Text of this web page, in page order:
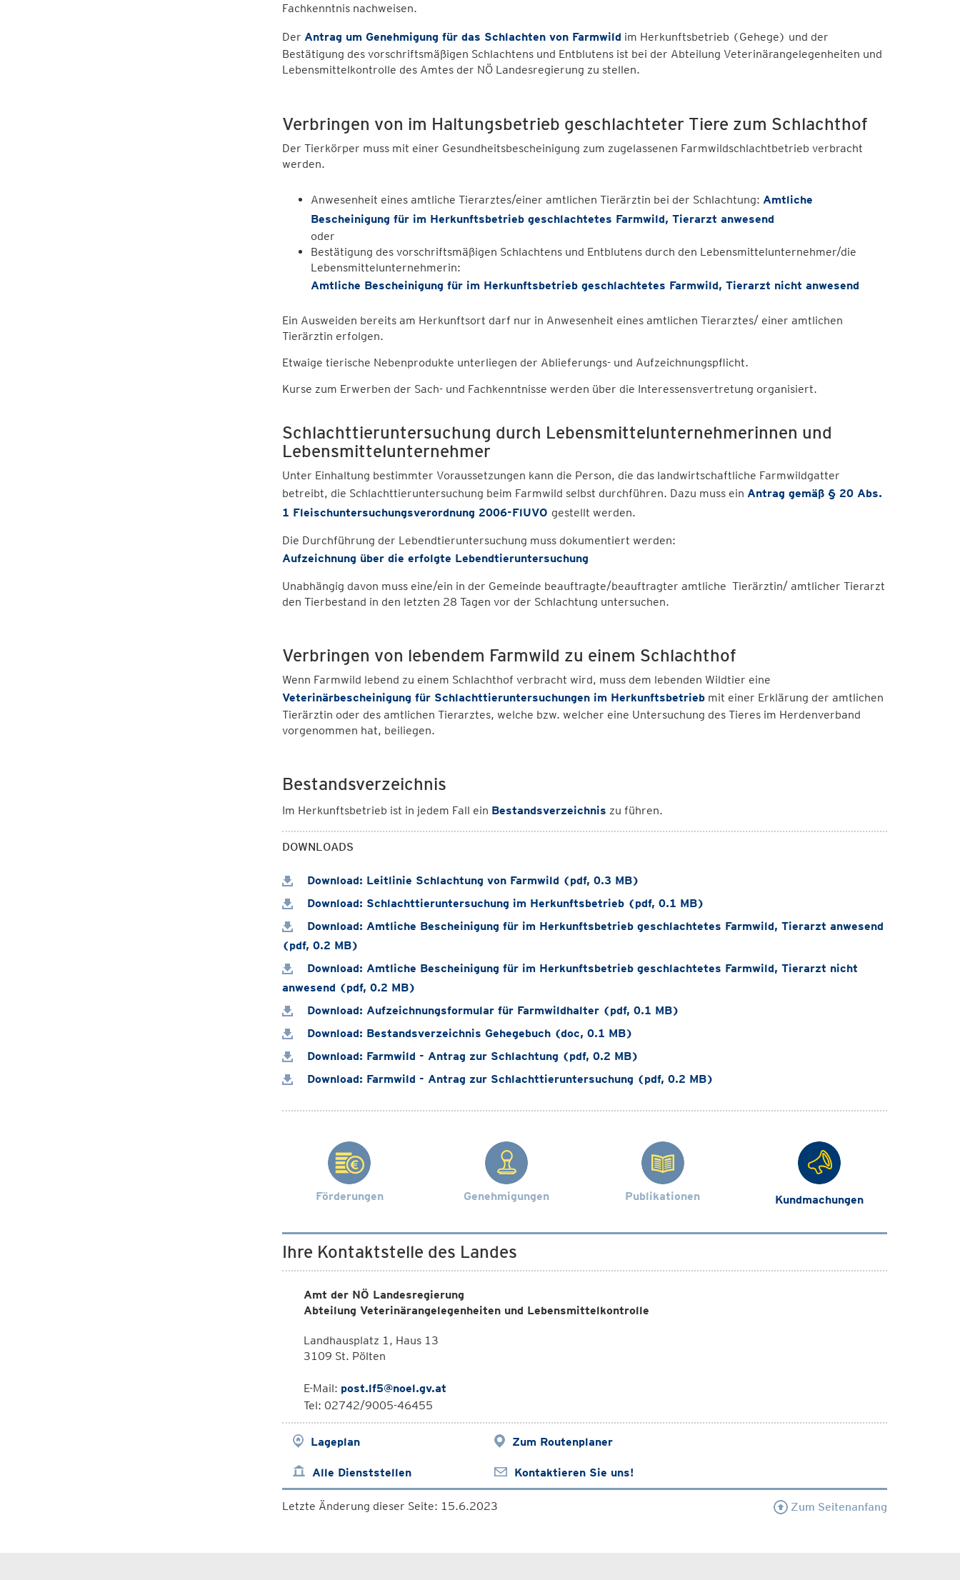
Fachkenntnis nachweisen.
Der Antrag um Genehmigung für das Schlachten von Farmwild im Herkunftsbetrieb (Gehege) und der
Bestätigung des vorschriftsmäßigen Schlachtens und Entblutens ist bei der Abteilung Veterinärangelegenheiten und
Lebensmittelkontrolle des Amtes der NÖ Landesregierung zu stellen.
Verbringen von im Haltungsbetrieb geschlachteter Tiere zum Schlachthof
Der Tierkörper muss mit einer Gesundheitsbescheinigung zum zugelassenen Farmwildschlachtbetrieb verbracht
werden.
Anwesenheit eines amtliche Tierarztes/einer amtlichen Tierärztin bei der Schlachtung: Amtliche
Bescheinigung für im Herkunftsbetrieb geschlachtetes Farmwild, Tierarzt anwesend
oder
Bestätigung des vorschriftsmäßigen Schlachtens und Entblutens durch den Lebensmittelunternehmer/die
Lebensmittelunternehmerin:
Amtliche Bescheinigung für im Herkunftsbetrieb geschlachtetes Farmwild, Tierarzt nicht anwesend
Ein Ausweiden bereits am Herkunftsort darf nur in Anwesenheit eines amtlichen Tierarztes/ einer amtlichen
Tierärztin erfolgen.
Etwaige tierische Nebenprodukte unterliegen der Ablieferungs- und Aufzeichnungspflicht.
Kurse zum Erwerben der Sach- und Fachkenntnisse werden über die Interessensvertretung organisiert.
Schlachttieruntersuchung durch Lebensmittelunternehmerinnen und
Lebensmittelunternehmer
Unter Einhaltung bestimmter Voraussetzungen kann die Person, die das landwirtschaftliche Farmwildgatter
betreibt, die Schlachttieruntersuchung beim Farmwild selbst durchführen. Dazu muss ein Antrag gemäß § 20 Abs.
1 Fleischuntersuchungsverordnung 2006-FlUVO gestellt werden.
Die Durchführung der Lebendtieruntersuchung muss dokumentiert werden:
Aufzeichnung über die erfolgte Lebendtieruntersuchung
Unabhängig davon muss eine/ein in der Gemeinde beauftragte/beauftragter amtliche Tierärztin/ amtlicher Tierarzt
den Tierbestand in den letzten 28 Tagen vor der Schlachtung untersuchen.
Verbringen von lebendem Farmwild zu einem Schlachthof
Wenn Farmwild lebend zu einem Schlachthof verbracht wird, muss dem lebenden Wildtier eine
Veterinärbescheinigung für Schlachttieruntersuchungen im Herkunftsbetriebmit einer Erklärung der amtlichen
Tierärztin oder des amtlichen Tierarztes, welche bzw. welcher eine Untersuchung des Tieres im Herdenverband
vorgenommen hat, beiliegen.
Bestandsverzeichnis
Im Herkunftsbetrieb ist in jedem Fall ein Bestandsverzeichnis zu führen.
DOWNLOADS
Download: Leitlinie Schlachtung von Farmwild (pdf, 0.3 MB)
Download: Schlachttieruntersuchung im Herkunftsbetrieb (pdf, 0.1 MB)
Download: Amtliche Bescheinigung für im Herkunftsbetrieb geschlachtetes Farmwild, Tierarzt anwesend
(pdf, 0.2 MB)
Download: Amtliche Bescheinigung für im Herkunftsbetrieb geschlachtetes Farmwild, Tierarzt nicht
anwesend (pdf, 0.2 MB)
Download: Aufzeichnungsformular für Farmwildhalter (pdf, 0.1 MB)
Download: Bestandsverzeichnis Gehegebuch (doc, 0.1 MB)
Download: Farmwild - Antrag zur Schlachtung (pdf, 0.2 MB)
Download: Farmwild - Antrag zur Schlachttieruntersuchung (pdf, 0.2 MB)
Förderungen Genehmigungen Publikationen Kundmachungen
Ihre Kontaktstelle des Landes
Amt der NÖ Landesregierung
Abteilung Veterinärangelegenheiten und Lebensmittelkontrolle
Landhausplatz 1, Haus 13
3109 St. Pölten
E-Mail: post.lf5@noel.gv.at
Tel: 02742/9005-46455
Lageplan Zum Routenplaner
Alle Dienststellen Kontaktieren Sie uns!
Letzte Änderung dieser Seite: 15.6.2023 Zum Seitenanfang